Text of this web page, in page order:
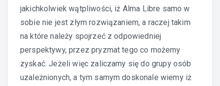
jakichkolwiek wątpliwości, iż Alma Libre samo w
sobie nie jest złym rozwiązaniem, a raczej takim
na które należy spojrzeć z odpowiedniej
perspektywy, przez pryzmat tego co możemy
zyskać. Jeżeli więc zaliczamy się do grupy osób
uzależnionych, a tym samym doskonale wiemy iż